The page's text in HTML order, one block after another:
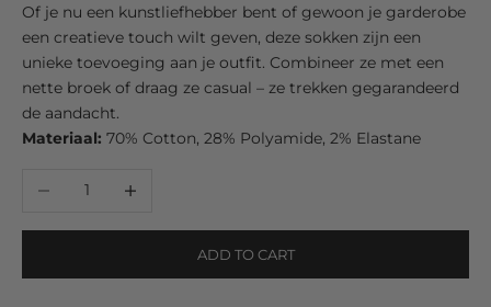
Of je nu een kunstliefhebber bent of gewoon je garderobe
een creatieve touch wilt geven, deze sokken zijn een
unieke toevoeging aan je outfit. Combineer ze met een
nette broek of draag ze casual – ze trekken gegarandeerd
de aandacht.
Materiaal: 70% Cotton, 28% Polyamide, 2% Elastane
Decrease quantityIncrease quantity
ADD TO CART